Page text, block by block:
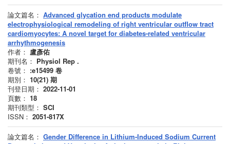
論文篇名： Advanced glycation end products modulate
electrophysiological remodeling of right ventricular outflow tract
cardiomyocytes: A novel target for diabetes-related ventricular
arrhythmogenesis
作者： 盧彥佑
期刊名： Physiol Rep .
卷號： :e15499 卷
期別： 10(21) 期
刊登日期： 2022-11-01
頁數： 18
期刊類型： SCI
ISSN： 2051-817X
論文篇名： Gender Difference in Lithium-Induced Sodium Current